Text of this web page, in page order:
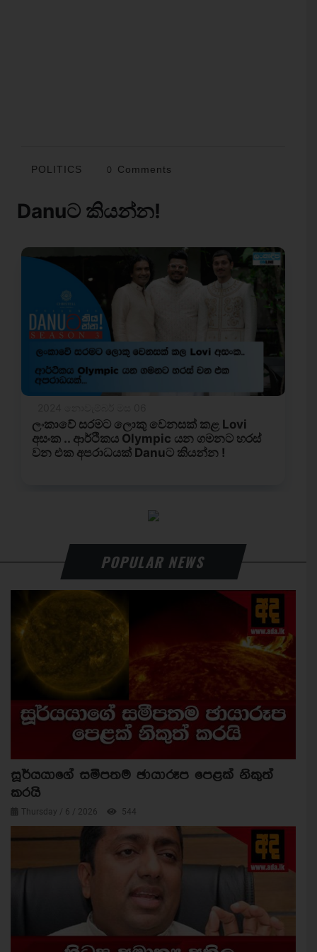
POLITICS 0 Comments
POPULAR NEWS
සූර්යයාගේ සමීපතම ඡායාරූප පෙළක් නිකුත්
කරයි
Thursday / 6 / 2026 544